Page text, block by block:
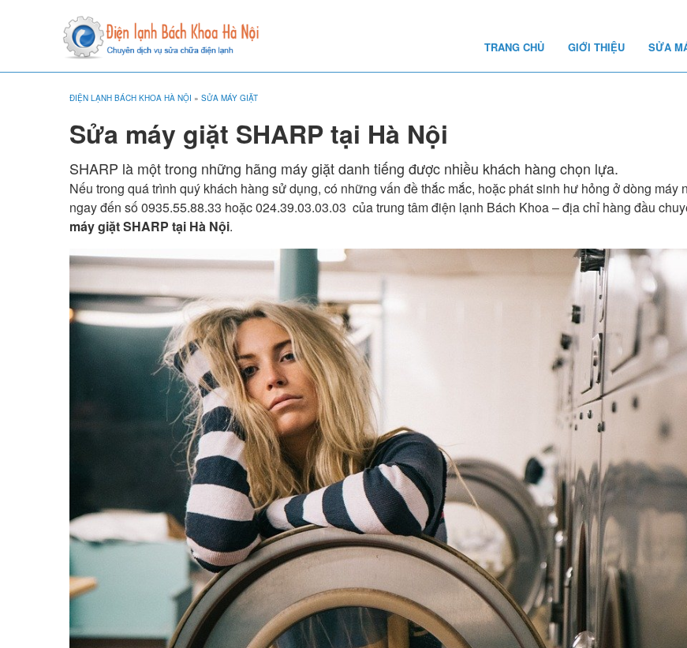
TRANG CHỦ GIỚI THIỆU SỬA
ĐIỆN LẠNH BÁCH KHOA HÀ NỘI » SỬA MÁY GIẶT
Sửa máy giặt SHARP tại Hà Nội
SHARP là một trong những hãng máy giặt danh tiếng được nhiều khách hàng chọn lựa.
Nếu trong quá trình quý khách hàng sử dụng, có những vấn đề thắc mắc, hoặc phát sinh hư hỏng ở dòng máy
ngay đến số0935.55.88.33 hoặc 024.39.03.03.03 của trung tâm điện lạnh Bách Khoa – địa chỉ hàng đầu
máy giặt SHARP tại Hà Nội.